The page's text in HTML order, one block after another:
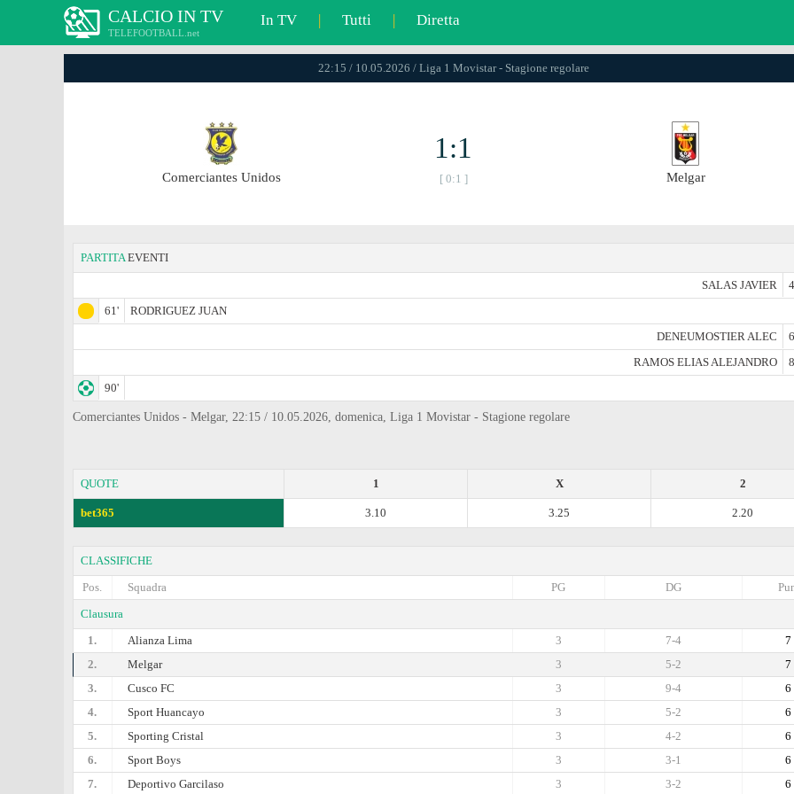
CALCIO IN TV
TELEFOOTBALL.net
In TV | Tutti | Diretta
22:15 / 10.05.2026 / Liga 1 Movistar - Stagione regolare
Comerciantes Unidos
1:1
[ 0:1 ] Melgar
PARTITAEVENTI
SALAS JAVIER
61'
RODRIGUEZ JUAN
DENEUMOSTIER ALEC
RAMOS ELIAS ALEJANDRO
90'
Comerciantes Unidos - Melgar, 22:15 / 10.05.2026, domenica, Liga 1 Movistar - Stagione regolare
QUOTE 2
X
1
bet365 2.20
3.25
3.10
CLASSIFICHE
Pos.
Squadra DG
PG
Clausura
1.
Alianza Lima 7
7-4
3
2.
Melgar 7
5-2
3
3.
Cusco FC 6
9-4
3
4.
Sport Huancayo 6
5-2
3
5.
Sporting Cristal 6
4-2
3
6.
Sport Boys 6
3-1
3
7.
Deportivo Garcilaso 6
3-2
3